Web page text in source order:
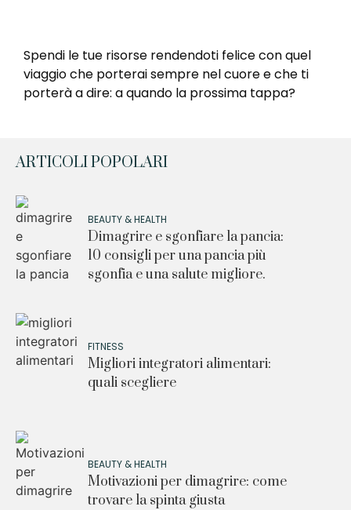
Spendi le tue risorse rendendoti felice con quel
viaggio che porterai sempre nel cuore e che ti
porterà a dire: a quando la prossima tappa?
ARTICOLI POPOLARI
BEAUTY & HEALTH
Dimagrire e sgonfiare la pancia:
10 consigli per una pancia più
sgonfia e una salute migliore.
FITNESS
Migliori integratori alimentari:
quali scegliere
BEAUTY & HEALTH
Motivazioni per dimagrire: come
trovare la spinta giusta